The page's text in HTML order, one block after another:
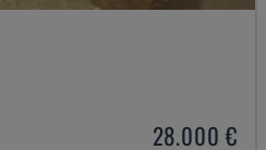
28.000 €